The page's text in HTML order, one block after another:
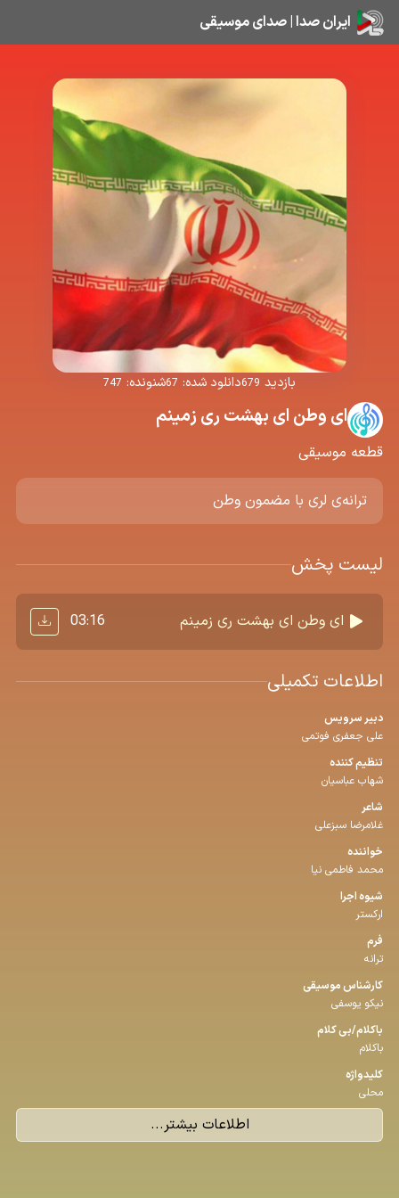
ایران صدا | صدای موسیقی
بازدید 679دانلود شده: 67شنونده: 747
ای وطن ای بهشت ری زمینم
قطعه موسیقی
ترانه‌ی لری با مضمون وطن
لیست پخش
ای وطن ای بهشت ری زمینم 03:16
اطلاعات تکمیلی
دبیر سرویس
علی جعفری فوتمی
تنظیم كننده
شهاب عباسیان
شاعر
غلامرضا سبزعلی
خواننده
محمد فاطمی نیا
شیوه اجرا
ارکستر
فرم
ترانه
كارشناس موسیقی
نیکو یوسفی
باكلام/بی كلام
باکلام
كلیدواژه
محلی
اطلاعات بیشتر...